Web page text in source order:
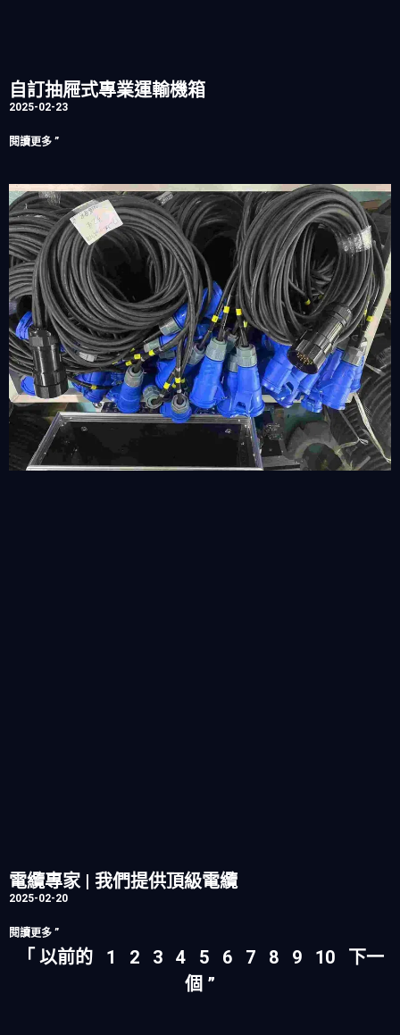
自訂抽屜式專業運輸機箱
2025-02-23
閱讀更多 ”
電纜專家 | 我們提供頂級電纜
2025-02-20
閱讀更多 ”
「 以前的 1 2 3 4 5 6 7 8 9 10
下一
個 ”